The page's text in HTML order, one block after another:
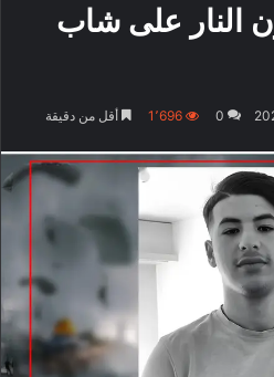
النار على شاب
0 1٬696 أقل من دقيقة